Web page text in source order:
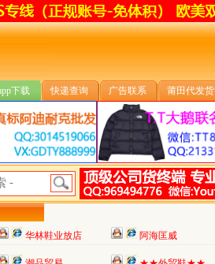
下载 快递查询 广告联系 莆田代发货
华林鞋业放店 阿海匡威